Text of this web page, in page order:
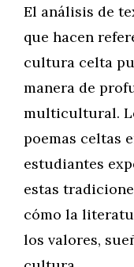
El análisis de
que hacen
cultura celta
manera de
multicultural.
poemas celtas
estudiantes
estas
cómo la
los valores,